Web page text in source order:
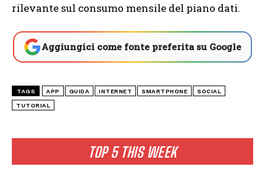
TOP 5 THIS WEEK
rilevante sul consumo mensile del piano dati.
Aggiungici come fonte preferita su Google
TAGS APP GUIDA INTERNET SMARTPHONE SOCIAL
TUTORIAL